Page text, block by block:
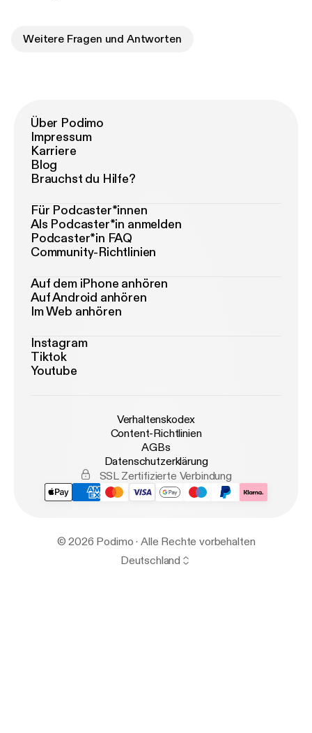
Weitere Fragen und Antworten
Über Podimo
Impressum
Karriere
Blog
Brauchst du Hilfe?
Für Podcaster*innen
Als Podcaster*in anmelden
Podcaster*in FAQ
Community-Richtlinien
Auf dem iPhone anhören
Auf Android anhören
Im Web anhören
Instagram
Tiktok
Youtube
Verhaltenskodex
Content-Richtlinien
AGBs
Datenschutzerklärung
SSL Zertifizierte Verbindung
© 2026 Podimo · Alle Rechte vorbehalten
Deutschland